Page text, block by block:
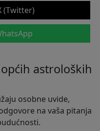
(Twitter)
astroloških
osobne uvide,
na vaša pitanja